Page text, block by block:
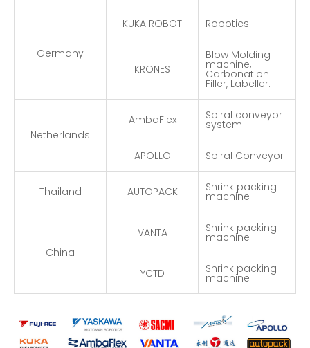
Germany
KUKA ROBOT Robotics
KRONES
Blow Molding
machine,
Carbonation
Filler, Labeller.
Netherlands
AmbaFlex Spiral conveyor
system
APOLLO Spiral Conveyor
Thailand AUTOPACK Shrink packing
machine
China
VANTA Shrink packing
machine
YCTD Shrink packing
machine